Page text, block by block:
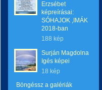
Erzsébet
képreírásai:
SÓHAJOK ,IMÁK
2018-ban
188 kép
Surján Magdolna
Igés képei
18 kép
Böngéssz a galériák